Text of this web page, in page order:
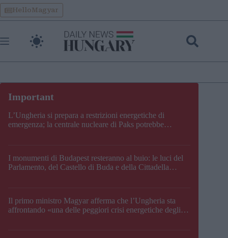
Skip
to
content
HelloMagyar
L’Ungheria si prepara a restrizioni energetiche di
emergenza; la centrale nucleare di Paks potrebbe
I monumenti di Budapest resteranno al buio: le luci del
Parlamento, del Castello di Buda e della Cittadella
Il primo ministro Magyar afferma che l’Ungheria sta
affrontando «una delle peggiori crisi energetiche degli